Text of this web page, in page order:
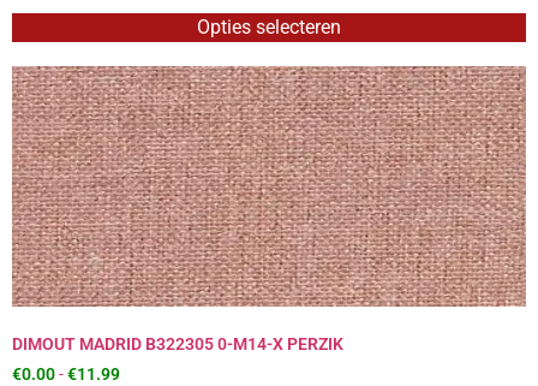
Opties selecteren
DIMOUT MADRID B322305 0-M14-X PERZIK
€0.00-€11.99